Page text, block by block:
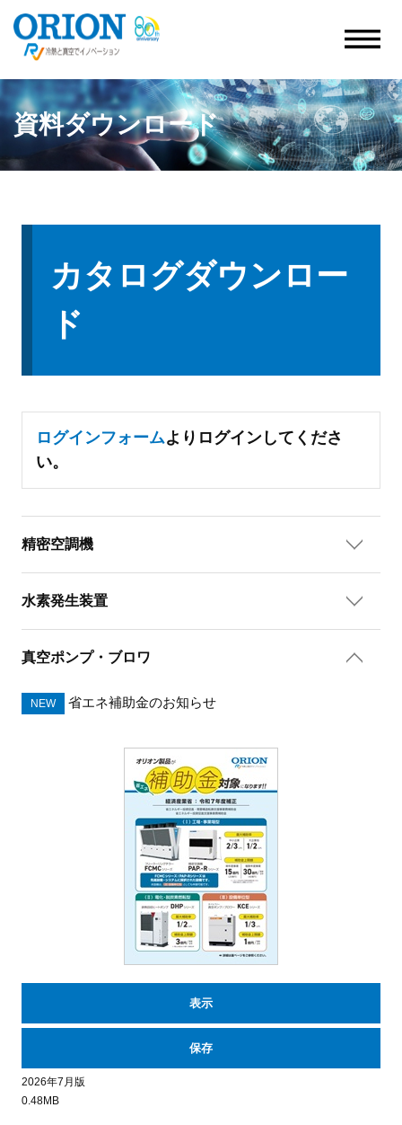
資料ダウンロード
カタログダウンロー
ド
ログインフォームよりログインしてくださ
い。
精密空調機
水素発生装置
真空ポンプ・ブロワ
NEW 省エネ補助金のお知らせ
表示
保存
2026年7月版
0.48MB